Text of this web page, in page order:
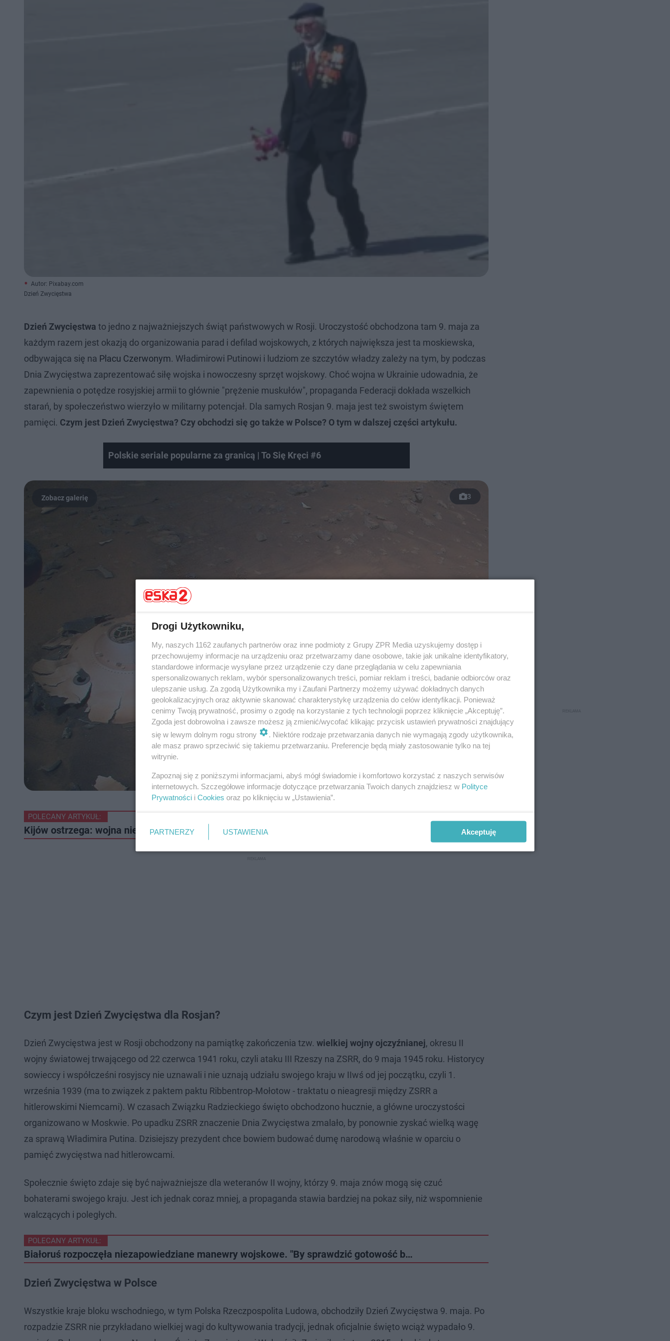
Autor: Pixabay.com
Dzień Zwycięstwa
Dzień Zwycięstwa to jedno z najważniejszych świąt państwowych w Rosji. Uroczystość obchodzona tam 9. maja za
każdym razem jest okazją do organizowania parad i defilad wojskowych, z których największa jest ta moskiewska,
odbywająca się na Placu Czerwonym. Władimirowi Putinowi i ludziom ze szczytów władzy zależy na tym, by podczas
Dnia Zwycięstwa zaprezentować siłę wojska i nowoczesny sprzęt wojskowy. Choć wojna w Ukrainie udowadnia, że
zapewnienia o potędze rosyjskiej armii to głównie "prężenie muskułów", propaganda Federacji dokłada wszelkich
starań, by społeczeństwo wierzyło w militarny potencjał. Dla samych Rosjan 9. maja jest też swoistym świętem
pamięci. Czym jest Dzień Zwycięstwa? Czy obchodzi się go także w Polsce? O tym w dalszej części artykułu.
Polskie seriale popularne za granicą | To Się Kręci #6
3
POLECANY ARTYKUŁ:
Kijów ostrzega: wojna nie skończy się na Ukrainie. "Rosja zaatakuje dwa kolejne…
Czym jest Dzień Zwycięstwa dla Rosjan?
Dzień Zwycięstwa jest w Rosji obchodzony na pamiątkę zakończenia tzw. wielkiej wojny ojczyźnianej, okresu II
wojny światowej trwającego od 22 czerwca 1941 roku, czyli ataku III Rzeszy na ZSRR, do 9 maja 1945 roku. Historycy
sowieccy i współcześni rosyjscy nie uznawali i nie uznają udziału swojego kraju w IIwś od jej początku, czyli 1.
września 1939 (ma to związek z paktem paktu Ribbentrop-Mołotow - traktatu o nieagresji między ZSRR a
hitlerowskimi Niemcami). W czasach Związku Radzieckiego święto obchodzono hucznie, a główne uroczystości
organizowano w Moskwie. Po upadku ZSRR znaczenie Dnia Zwycięstwa zmalało, by ponownie zyskać wielką wagę
za sprawą Władimira Putina. Dzisiejszy prezydent chce bowiem budować dumę narodową właśnie w oparciu o
pamięć zwycięstwa nad hitlerowcami.
Społecznie święto zdaje się być najważniejsze dla weteranów II wojny, którzy 9. maja znów mogą się czuć
bohaterami swojego kraju. Jest ich jednak coraz mniej, a propaganda stawia bardziej na pokaz siły, niż wspomnienie
walczących i poległych.
POLECANY ARTYKUŁ:
Białoruś rozpoczęła niezapowiedziane manewry wojskowe. "By sprawdzić gotowość b…
Dzień Zwycięstwa w Polsce
Wszystkie kraje bloku wschodniego, w tym Polska Rzeczpospolita Ludowa, obchodziły Dzień Zwycięstwa 9. maja. Po
rozpadzie ZSRR nie przykładano wielkiej wagi do kultywowania tradycji, jednak oficjalnie święto wciąż wypadało 9.
Drogi Użytkowniku,
My, naszych 1162 zaufanych partnerów oraz inne podmioty z Grupy ZPR Media uzyskujemy dostęp i
przechowujemy informacje na urządzeniu oraz przetwarzamy dane osobowe, takie jak unikalne identyfikatory,
standardowe informacje wysyłane przez urządzenie czy dane przeglądania w celu zapewniania
spersonalizowanych reklam, wybór spersonalizowanych treści, pomiar reklam i treści, badanie odbiorców oraz
ulepszanie usług. Za zgodą Użytkownika my i Zaufani Partnerzy możemy używać dokładnych danych
geolokalizacyjnych oraz aktywnie skanować charakterystykę urządzenia do celów identyfikacji. Ponieważ
cenimy Twoją prywatność, prosimy o zgodę na korzystanie z tych technologii poprzez kliknięcie „Akceptuję”.
Zgoda jest dobrowolna i zawsze możesz ją zmienić/wycofać klikając przycisk ustawień prywatności znajdujący
się w lewym dolnym rogu strony
. Niektóre rodzaje przetwarzania danych nie wymagają zgody użytkownika,
ale masz prawo sprzeciwić się takiemu przetwarzaniu. Preferencje będą miały zastosowanie tylko na tej
witrynie.
Zapoznaj się z poniższymi informacjami, abyś mógł świadomie i komfortowo korzystać z naszych serwisów
internetowych. Szczegółowe informacje dotyczące przetwarzania Twoich danych znajdziesz w Polityce
Prywatności i Cookies oraz po kliknięciu w „Ustawienia”.
PARTNERZY USTAWIENIA Akceptuję